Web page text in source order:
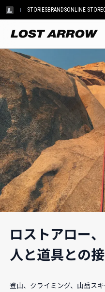
STORIESBRANDSONLINE STORE
ロストアロー、
人と道具との
登山、クライミング、山岳ス